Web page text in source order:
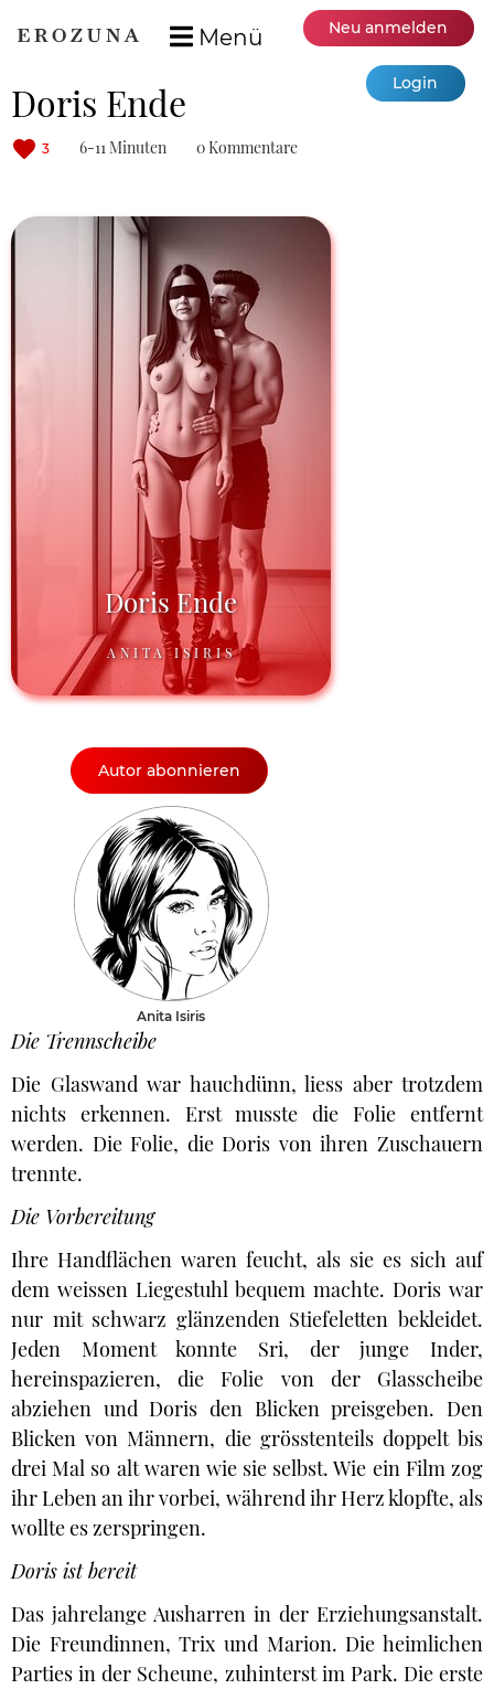
Menü Neu anmelden
Login
Doris Ende
3 6-11 Minuten 0 Kommentare
Doris Ende
ANITA ISIRIS
Autor abonnieren
Anita Isiris
Die Trennscheibe
Die Glaswand war hauchdünn, liess aber trotzdem
nichts erkennen. Erst musste die Folie entfernt
werden. Die Folie, die Doris von ihren Zuschauern
trennte.
Die Vorbereitung
Ihre Handflächen waren feucht, als sie es sich auf
dem weissen Liegestuhl bequem machte. Doris war
nur mit schwarz glänzenden Stiefeletten bekleidet.
Jeden Moment konnte Sri, der junge Inder,
hereinspazieren, die Folie von der Glasscheibe
abziehen und Doris den Blicken preisgeben. Den
Blicken von Männern, die grösstenteils doppelt bis
drei Mal so alt waren wie sie selbst. Wie ein Film zog
ihr Leben an ihr vorbei, während ihr Herz klopfte, als
wollte es zerspringen.
Doris ist bereit
Das jahrelange Ausharren in der Erziehungsanstalt.
Die Freundinnen, Trix und Marion. Die heimlichen
Parties in der Scheune, zuhinterst im Park. Die erste